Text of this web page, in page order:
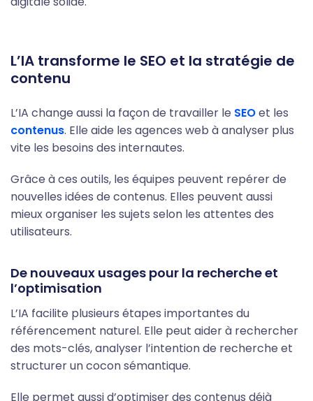
L’IA transforme le SEO et la stratégie de
contenu
L’IA change aussi la façon de travailler le SEOet les
contenus. Elle aide les agences web à analyser plus
vite les besoins des internautes.
Grâce à ces outils, les équipes peuvent repérer de
nouvelles idées de contenus. Elles peuvent aussi
mieux organiser les sujets selon les attentes des
utilisateurs.
De nouveaux usages pour la recherche et
l’optimisation
L’IA facilite plusieurs étapes importantes du
référencement naturel. Elle peut aider à rechercher
des mots-clés, analyser l’intention de recherche et
structurer un cocon sémantique.
Elle permet aussi d’optimiser des contenus déjà